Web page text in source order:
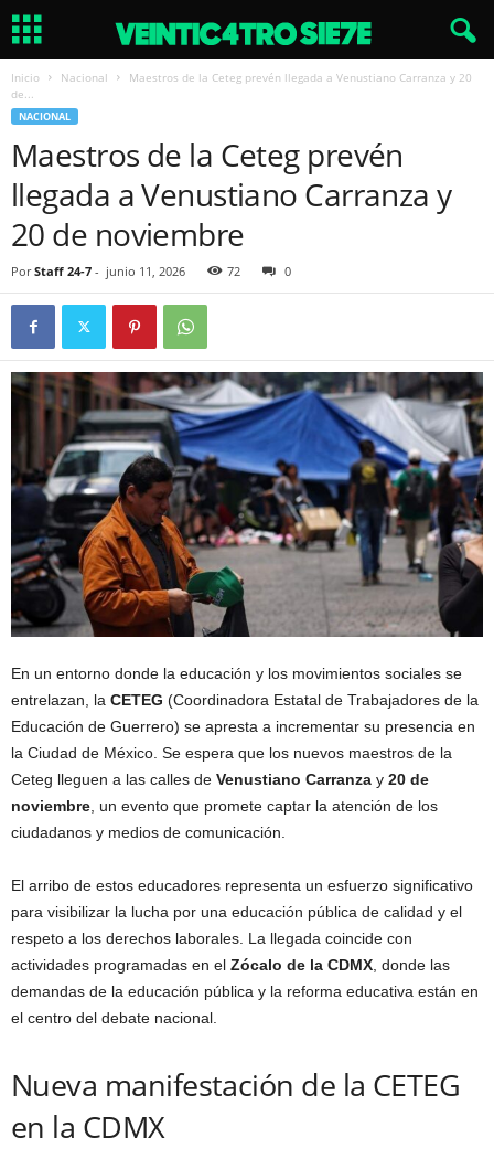
Inicio Nacional
Maestros de la Ceteg prevén llegada a Venustiano Carranza y 20
de...
NACIONAL
Maestros de la Ceteg prevén
llegada a Venustiano Carranza y
20 de noviembre
Por Staff 24-7 - junio 11, 2026 72 0
En un entorno donde la educación y los movimientos sociales se
entrelazan, la CETEG (Coordinadora Estatal de Trabajadores de la
Educación de Guerrero) se apresta a incrementar su presencia en
la Ciudad de México. Se espera que los nuevos maestros de la
Ceteg lleguen a las calles de Venustiano Carranza y 20 de
noviembre , un evento que promete captar la atención de los
ciudadanos y medios de comunicación.
El arribo de estos educadores representa un esfuerzo significativo
para visibilizar la lucha por una educación pública de calidad y el
respeto a los derechos laborales. La llegada coincide con
actividades programadas en el Zócalo de la CDMX , donde las
demandas de la educación pública y la reforma educativa están en
el centro del debate nacional.
Nueva manifestación de la CETEG
en la CDMX